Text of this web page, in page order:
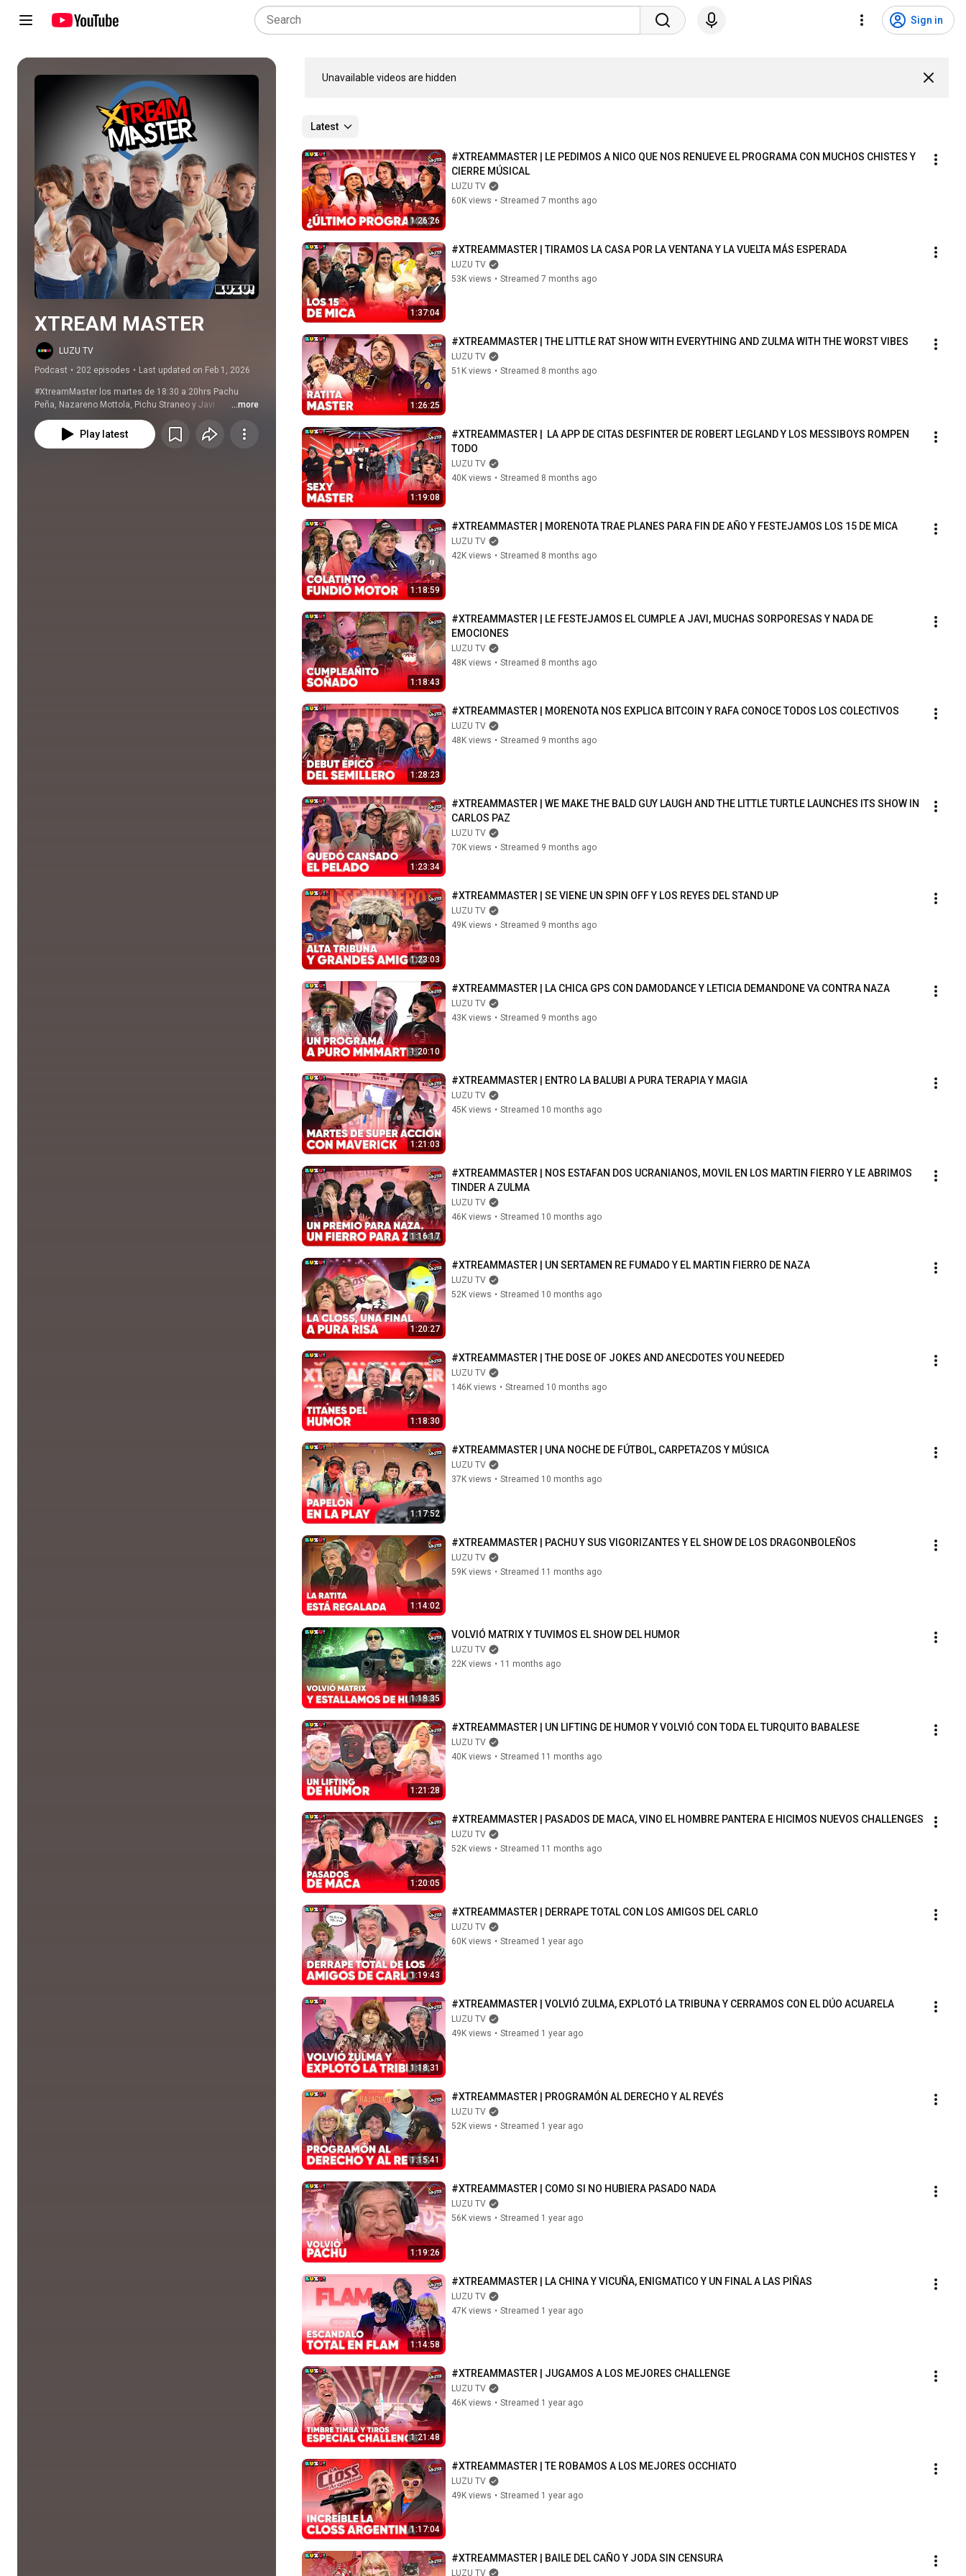
Sign in
Unavailable videos are hidden
Play all
XTREAM MASTER
LUZU TV
Podcast • 202 episodes • Last updated on Feb 1, 2026
#XtreamMaster los martes de 18:30 a 20hrs Pachu
Peña, Nazareno Mottola, Pichu Straneo y Javi
Fernandez.
...more
Play latest
Latest
1:26:26
#XTREAMMASTER | LE PEDIMOS A NICO QUE NOS RENUEVE EL PROGRAMA CON MUCHOS CHISTES Y
CIERRE MÚSICAL
LUZU TV
60K views • Streamed 7 months ago
1:37:04
#XTREAMMASTER | TIRAMOS LA CASA POR LA VENTANA Y LA VUELTA MÁS ESPERADA
LUZU TV
53K views • Streamed 7 months ago
1:26:25
#XTREAMMASTER | THE LITTLE RAT SHOW WITH EVERYTHING AND ZULMA WITH THE WORST VIBES
LUZU TV
51K views • Streamed 8 months ago
1:19:08
#XTREAMMASTER |  LA APP DE CITAS DESFINTER DE ROBERT LEGLAND Y LOS MESSIBOYS ROMPEN
TODO
LUZU TV
40K views • Streamed 8 months ago
1:18:59
#XTREAMMASTER | MORENOTA TRAE PLANES PARA FIN DE AÑO Y FESTEJAMOS LOS 15 DE MICA
LUZU TV
42K views • Streamed 8 months ago
1:18:43
#XTREAMMASTER | LE FESTEJAMOS EL CUMPLE A JAVI, MUCHAS SORPORESAS Y NADA DE
EMOCIONES
LUZU TV
48K views • Streamed 8 months ago
1:28:23
#XTREAMMASTER | MORENOTA NOS EXPLICA BITCOIN Y RAFA CONOCE TODOS LOS COLECTIVOS
LUZU TV
48K views • Streamed 9 months ago
1:23:34
#XTREAMMASTER | WE MAKE THE BALD GUY LAUGH AND THE LITTLE TURTLE LAUNCHES ITS SHOW IN
CARLOS PAZ
LUZU TV
70K views • Streamed 9 months ago
1:23:03
#XTREAMMASTER | SE VIENE UN SPIN OFF Y LOS REYES DEL STAND UP
LUZU TV
49K views • Streamed 9 months ago
1:20:10
#XTREAMMASTER | LA CHICA GPS CON DAMODANCE Y LETICIA DEMANDONE VA CONTRA NAZA
LUZU TV
43K views • Streamed 9 months ago
1:21:03
#XTREAMMASTER | ENTRO LA BALUBI A PURA TERAPIA Y MAGIA
LUZU TV
45K views • Streamed 10 months ago
1:16:17
#XTREAMMASTER | NOS ESTAFAN DOS UCRANIANOS, MOVIL EN LOS MARTIN FIERRO Y LE ABRIMOS
TINDER A ZULMA
LUZU TV
46K views • Streamed 10 months ago
1:20:27
#XTREAMMASTER | UN SERTAMEN RE FUMADO Y EL MARTIN FIERRO DE NAZA
LUZU TV
52K views • Streamed 10 months ago
1:18:30
#XTREAMMASTER | THE DOSE OF JOKES AND ANECDOTES YOU NEEDED
LUZU TV
146K views • Streamed 10 months ago
1:17:52
#XTREAMMASTER | UNA NOCHE DE FÚTBOL, CARPETAZOS Y MÚSICA
LUZU TV
37K views • Streamed 10 months ago
1:14:02
#XTREAMMASTER | PACHU Y SUS VIGORIZANTES Y EL SHOW DE LOS DRAGONBOLEÑOS
LUZU TV
59K views • Streamed 11 months ago
1:18:35
VOLVIÓ MATRIX Y TUVIMOS EL SHOW DEL HUMOR
LUZU TV
22K views • 11 months ago
1:21:28
#XTREAMMASTER | UN LIFTING DE HUMOR Y VOLVIÓ CON TODA EL TURQUITO BABALESE
LUZU TV
40K views • Streamed 11 months ago
1:20:05
#XTREAMMASTER | PASADOS DE MACA, VINO EL HOMBRE PANTERA E HICIMOS NUEVOS CHALLENGES
LUZU TV
52K views • Streamed 11 months ago
1:19:43
#XTREAMMASTER | DERRAPE TOTAL CON LOS AMIGOS DEL CARLO
LUZU TV
60K views • Streamed 1 year ago
1:18:31
#XTREAMMASTER | VOLVIÓ ZULMA, EXPLOTÓ LA TRIBUNA Y CERRAMOS CON EL DÚO ACUARELA
LUZU TV
49K views • Streamed 1 year ago
1:15:41
#XTREAMMASTER | PROGRAMÓN AL DERECHO Y AL REVÉS
LUZU TV
52K views • Streamed 1 year ago
1:19:26
#XTREAMMASTER | COMO SI NO HUBIERA PASADO NADA
LUZU TV
56K views • Streamed 1 year ago
1:14:58
#XTREAMMASTER | LA CHINA Y VICUÑA, ENIGMATICO Y UN FINAL A LAS PIÑAS
LUZU TV
47K views • Streamed 1 year ago
1:21:48
#XTREAMMASTER | JUGAMOS A LOS MEJORES CHALLENGE
LUZU TV
46K views • Streamed 1 year ago
1:17:04
#XTREAMMASTER | TE ROBAMOS A LOS MEJORES OCCHIATO
LUZU TV
49K views • Streamed 1 year ago
#XTREAMMASTER | BAILE DEL CAÑO Y JODA SIN CENSURA
LUZU TV